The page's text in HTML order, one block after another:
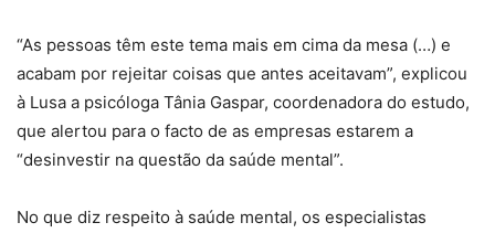
“As pessoas têm este tema mais em cima da mesa (…) e
acabam por rejeitar coisas que antes aceitavam”, explicou
à Lusa a psicóloga Tânia Gaspar, coordenadora do estudo,
que alertou para o facto de as empresas estarem a
“desinvestir na questão da saúde mental”.
No que diz respeito à saúde mental, os especialistas